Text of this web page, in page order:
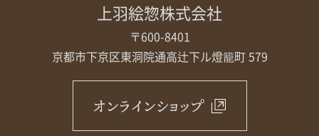
上羽絵惣株式会社
〒600-8401
京都市下京区東洞院通高辻下ル燈籠町 579
オンラインショップ